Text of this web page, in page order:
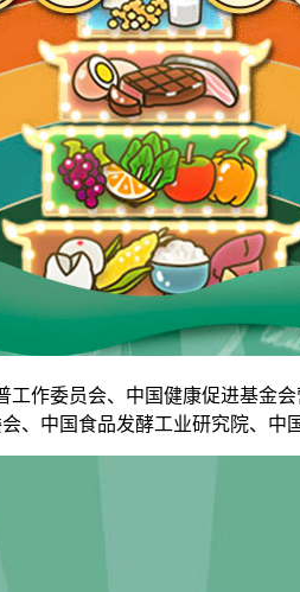
委员会、中国健康促进基金
、中国食品发酵工业研究院、中